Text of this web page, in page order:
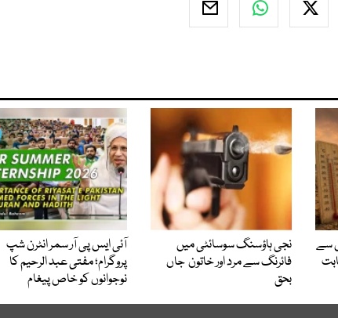
سے
نجی ہاؤسنگ سوسائٹی میں
فائرنگ سے مرد اور خاتون جاں
بحق
آئی ایس پی آر سمر انٹرن شپ
پروگرام؛ مفتی عبد الرحیم کا
نوجوانوں کو خاص پیغام